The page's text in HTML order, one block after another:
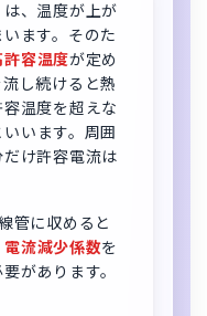
、温度が上が
ます。そのた
許容温度が定め
し続けると熱
温度を超えな
いいます。周囲
け許容電流は
管に収めると
電流減少係数を
があります。